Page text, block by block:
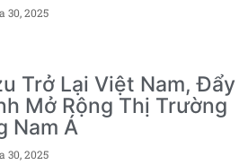
30, 2025
Trở Lại Việt Nam, Đẩy
Mở Rộng Thị Trường
Nam Á
30, 2025